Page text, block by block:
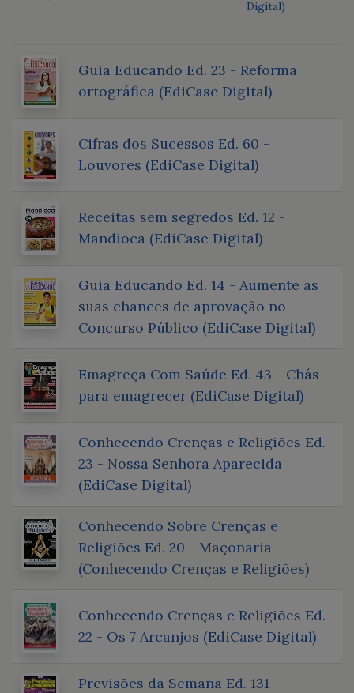
Digital)
Guia Educando Ed. 23 - Reforma
ortográfica (EdiCase Digital)
Cifras dos Sucessos Ed. 60 -
Louvores (EdiCase Digital)
Receitas sem segredos Ed. 12 -
Mandioca (EdiCase Digital)
Guia Educando Ed. 14 - Aumente as
suas chances de aprovação no
Concurso Público (EdiCase Digital)
Emagreça Com Saúde Ed. 43 - Chás
para emagrecer (EdiCase Digital)
Conhecendo Crenças e Religiões Ed.
23 - Nossa Senhora Aparecida
(EdiCase Digital)
Conhecendo Sobre Crenças e
Religiões Ed. 20 - Maçonaria
(Conhecendo Crenças e Religiões)
Conhecendo Crenças e Religiões Ed.
22 - Os 7 Arcanjos (EdiCase Digital)
Previsões da Semana Ed. 131 -